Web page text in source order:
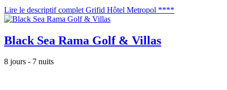
Lire le descriptif complet Grifid Hôtel Metropol ****
Black Sea Rama Golf & Villas
8 jours - 7 nuits